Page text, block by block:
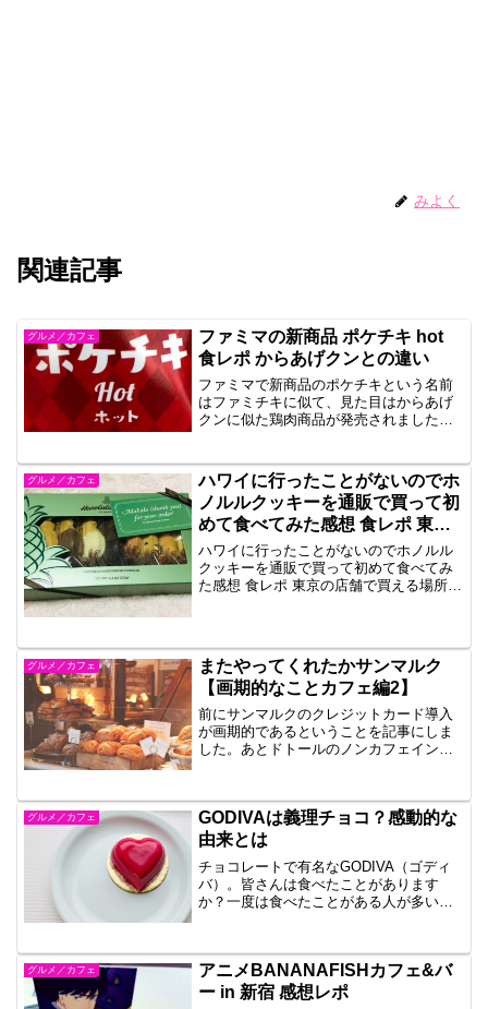
みよく
関連記事
グルメ／カフェ
ファミマの新商品 ポケチキ hot
食レポ からあげクンとの違い
ファミマで新商品のポケチキという名前
はファミチキに似て、見た目はからあげ
クンに似た鶏肉商品が発売されました。
ンとの味の違いですが、食感が違いまし
た。からあげクンより...
グルメ／カフェ
ハワイに行ったことがないのでホ
ノルルクッキーを通販で買って初
めて食べてみた感想 食レポ 東京
の店舗で買える場所とパイナップ
ルの意味
ハワイに行ったことがないのでホノルル
クッキーを通販で買って初めて食べてみ
た感想 食レポ 東京の店舗で買える場所と
ワ...
グルメ／カフェ
またやってくれたかサンマルク
【画期的なことカフェ編2】
前にサンマルクのクレジットカード導入
が画期的であるということを記事にしま
した。あとドトールのノンカフェインド
た。ポイントアプリ誕生昨日サンマルク
に行ったところ、ポイントア...
グルメ／カフェ
GODIVAは義理チョコ？感動的な
由来とは
チョコレートで有名なGODIVA（ゴディ
バ）。皆さんは食べたことがあります
か？一度は食べたことがある人が多いの
印象があります。事実、私も義理チョコ
の印象が強いです。...
グルメ／カフェ
アニメBANANAFISHカフェ&バ
ー in 新宿 感想レポ